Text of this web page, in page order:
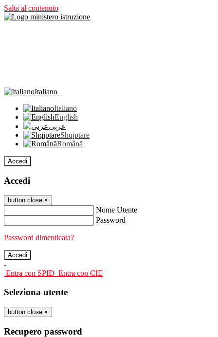
Salta al contenuto
Italiano
Italiano
English
عربى
Shqiptare
Română
Accedi
Accedi
button close ×
Nome Utente
Password
Password dimenticata?
-
Entra con SPID Entra con CIE
Seleziona utente
button close ×
Recupero password